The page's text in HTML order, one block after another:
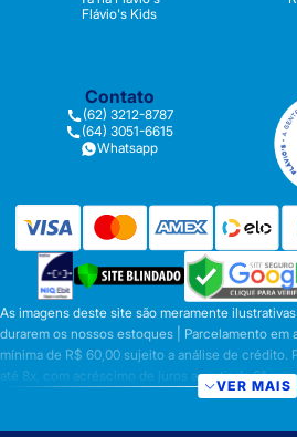
Flávio's Kids
Contato
(62) 3212-8787
(64) 3051-6615
Whatsapp
As imagens deste site são meramente
durarem os nossos estoques | Parcelamento em
mínima de R$ 60,00 sujeito a análise de crédito.
até 8x, com acréscimo de juros a partir da 6ª
parcelamentos e condições de pagamento são
VER MAIS